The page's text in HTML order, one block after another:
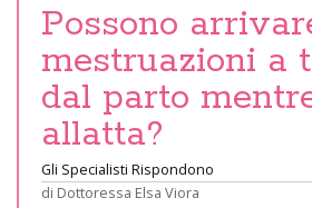
Possono
mestruazioni a
dal parto
allatta?
Gli Specialisti Rispondono
di Dottoressa Elsa Viora